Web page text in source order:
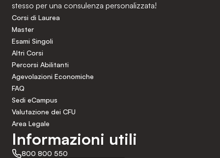
stesso per una consulenza personalizzata!
Corsi di Laurea
Master
Esami Singoli
Altri Corsi
Percorsi Abilitanti
Agevolazioni Economiche
FAQ
Sedi eCampus
Valutazione dei CFU
Area Legale
Informazioni utili
800 800 550